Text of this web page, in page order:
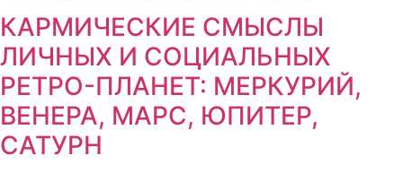
КАРМИЧЕСКИЕ СМЫСЛЫ
ЛИЧНЫХ И СОЦИАЛЬНЫХ
РЕТРО-ПЛАНЕТ: МЕРКУРИЙ,
ВЕНЕРА, МАРС, ЮПИТЕР,
САТУРН